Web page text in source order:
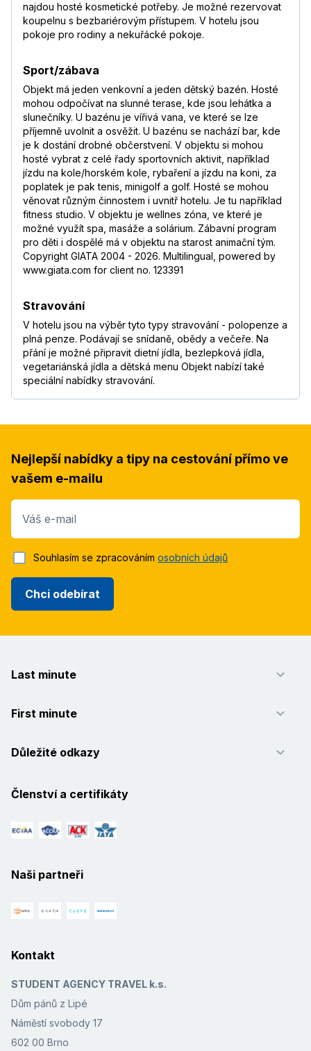
najdou hosté kosmetické potřeby. Je možné rezervovat
koupelnu s bezbariérovým přístupem. V hotelu jsou
pokoje pro rodiny a nekuřácké pokoje.
Sport/zábava
Objekt má jeden venkovní a jeden dětský bazén. Hosté
mohou odpočívat na slunné terase, kde jsou lehátka a
slunečníky. U bazénu je vířivá vana, ve které se lze
příjemně uvolnit a osvěžit. U bazénu se nachází bar, kde
je k dostání drobné občerstvení. V objektu si mohou
hosté vybrat z celé řady sportovních aktivit, například
jízdu na kole/horském kole, rybaření a jízdu na koni, za
poplatek je pak tenis, minigolf a golf. Hosté se mohou
věnovat různým činnostem i uvnitř hotelu. Je tu například
fitness studio. V objektu je wellnes zóna, ve které je
možné využít spa, masáže a solárium. Zábavní program
pro děti i dospělé má v objektu na starost animační tým.
Copyright GIATA 2004 - 2026. Multilingual, powered by
www.giata.com for client no. 123391
Stravování
V hotelu jsou na výběr tyto typy stravování - polopenze a
plná penze. Podávají se snídaně, obědy a večeře. Na
přání je možné připravit dietní jídla, bezlepková jídla,
vegetariánská jídla a dětská menu Objekt nabízí také
speciální nabídky stravování.
Nejlepší nabídky a tipy na cestování přímo ve
vašem e-mailu
Váš e-mail
Chci odebírat
Souhlasím se zpracováním osobních údajů
Last minute
First minute
Důležité odkazy
Členství a certifikáty
Naši partneři
Kontakt
STUDENT AGENCY TRAVEL k.s.
Dům pánů z Lipé
Náměstí svobody 17
602 00 Brno